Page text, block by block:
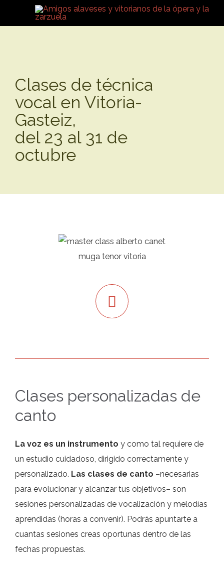
Clases de técnica
vocal en Vitoria-
Gasteiz,
del 23 al 31 de
octubre

Clases personalizadas de
canto
La voz es un instrumento y como tal requiere de
un estudio cuidadoso, dirigido correctamente y
personalizado. Las clases de canto –necesarias
para evolucionar y alcanzar tus objetivos– son
sesiones personalizadas de vocalización y melodías
aprendidas (horas a convenir). Podrás apuntarte a
cuantas sesiones creas oportunas dentro de las
fechas propuestas.